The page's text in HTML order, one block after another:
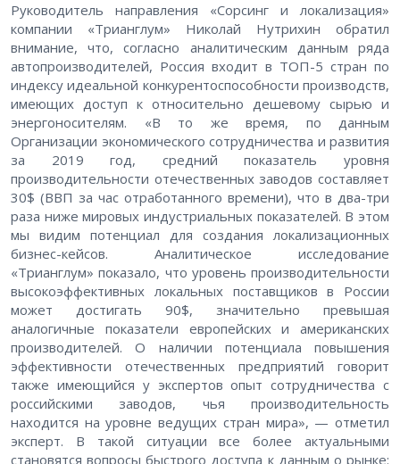
Руководитель направления «Сорсинг и локализация»
компании «Трианглум» Николай Нутрихин обратил
внимание, что, согласно аналитическим данным ряда
автопроизводителей, Россия входит в ТОП-5 стран по
индексу идеальной конкурентоспособности производств,
имеющих доступ к относительно дешевому сырью и
энергоносителям. «В то же время, по данным
Организации экономического сотрудничества и развития
за 2019 год, средний показатель уровня
производительности отечественных заводов составляет
30$ (ВВП за час отработанного времени), что в два-три
раза ниже мировых индустриальных показателей. В этом
мы видим потенциал для создания локализационных
бизнес-кейсов. Аналитическое исследование
«Трианглум» показало, что уровень производительности
высокоэффективных локальных поставщиков в России
может достигать 90$, значительно превышая
аналогичные показатели европейских и американских
производителей. О наличии потенциала повышения
эффективности отечественных предприятий говорит
также имеющийся у экспертов опыт сотрудничества с
российскими заводов, чья производительность
находится на уровне ведущих стран мира», — отметил
эксперт. В такой ситуации все более актуальными
становятся вопросы быстрого доступа к данным о рынке: